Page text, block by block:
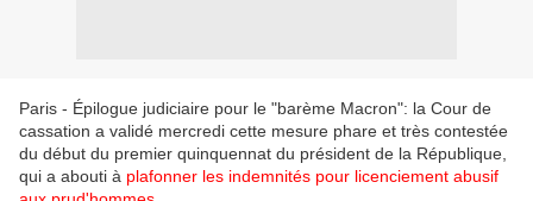
Paris - Épilogue judiciaire pour le "barème Macron": la Cour de
cassation a validé mercredi cette mesure phare et très contestée
du début du premier quinquennat du président de la République,
qui a abouti à plafonner les indemnités pour licenciement abusif